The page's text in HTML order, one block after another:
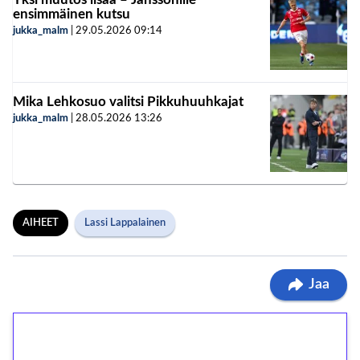
ensimmäinen kutsu
jukka_malm 29.05.2026 09:14
Mika Lehkosuo valitsi Pikkuhuuhkajat
jukka_malm 28.05.2026 13:26
AIHEET Lassi Lappalainen
Jaa